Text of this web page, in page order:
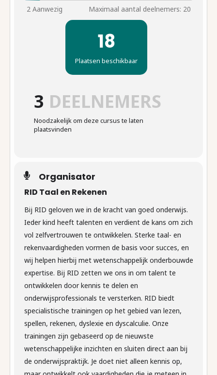
18
Plaatsen beschikbaar
3 DEELNEMERS
Noodzakelijk om deze cursus te laten
plaatsvinden
Organisator
RID Taal en Rekenen
Bij RID geloven we in de kracht van goed onderwijs.
Ieder kind heeft talenten en verdient de kans om zich
vol zelfvertrouwen te ontwikkelen. Sterke taal- en
rekenvaardigheden vormen de basis voor succes, en
wij helpen hierbij met wetenschappelijk onderbouwde
expertise. Bij RID zetten we ons in om talent te
ontwikkelen door kennis te delen en
onderwijsprofessionals te versterken. RID biedt
specialistische trainingen op het gebied van lezen,
spellen, rekenen, dyslexie en dyscalculie. Onze
trainingen zijn gebaseerd op de nieuwste
wetenschappelijke inzichten en sluiten direct aan bij
de onderwijspraktijk. Je doet niet alleen kennis op,